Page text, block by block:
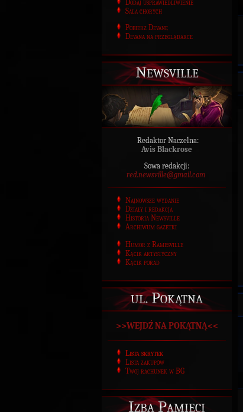
Dodaj usprawiedliwienie
Sala chorych
Pobierz Devanę
Devana na przeglądarce
Newsville
Redaktor Naczelna:
Avis Blackrose
Sowa redakcji:
red.newsville@gmail.com
Najnowsze wydanie
Działy i redakcja
Historia Newsville
Archiwum gazetki
Humor z Ramesville
Kącik artystyczny
Kącik porad
ul. Pokątna
>>WEJDŹ NA POKĄTNĄ<<
Lista skrytek
Lista zakupów
Twój rachunek w BG
Izba Pamięci